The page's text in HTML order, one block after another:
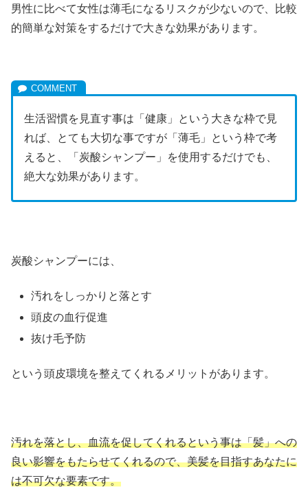
男性に比べて女性は薄毛になるリスクが少ないので、比較
的簡単な対策をするだけで大きな効果があります。
生活習慣を見直す事は「健康」という大きな枠で見
れば、とても大切な事ですが「薄毛」という枠で考
えると、「炭酸シャンプー」を使用するだけでも、
絶大な効果があります。
炭酸シャンプーには、
汚れをしっかりと落とす
頭皮の血行促進
抜け毛予防
という頭皮環境を整えてくれるメリットがあります。
汚れを落とし、血流を促してくれるという事は「髪」への
良い影響をもたらせてくれるので、美髪を目指すあなたに
は不可欠な要素です。